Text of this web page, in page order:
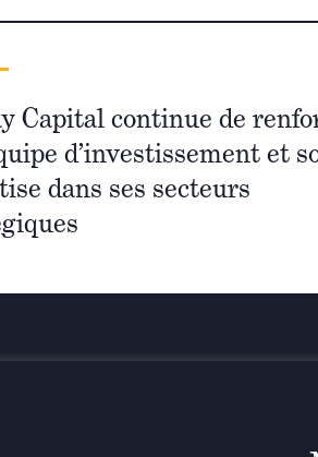
Capital continue de
d’investissement et
dans ses secteurs